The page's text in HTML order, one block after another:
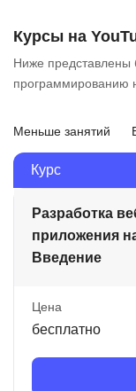
Курсы на
Ниже представлены
программированию
Меньше занятий
Курс
Разработка
приложения
Введение
Цена
бесплатно